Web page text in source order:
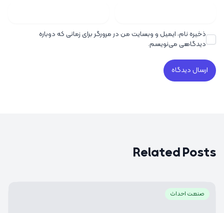
ذخیره نام، ایمیل و وبسایت من در مرورگر برای زمانی که دوباره
دیدگاهی می‌نویسم.
Related Posts
صنعت احداث